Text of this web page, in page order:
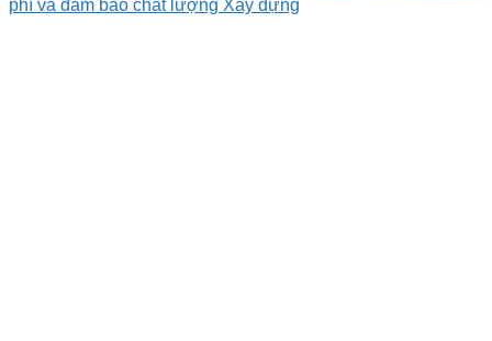
phí và đảm bảo chất lượng Xây dựng